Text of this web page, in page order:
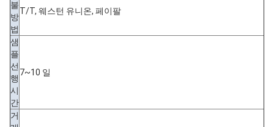
불
방
법
T/T, 웨스턴 유니온, 페이팔
샘
플
선
행
시
간
7~10 일
거